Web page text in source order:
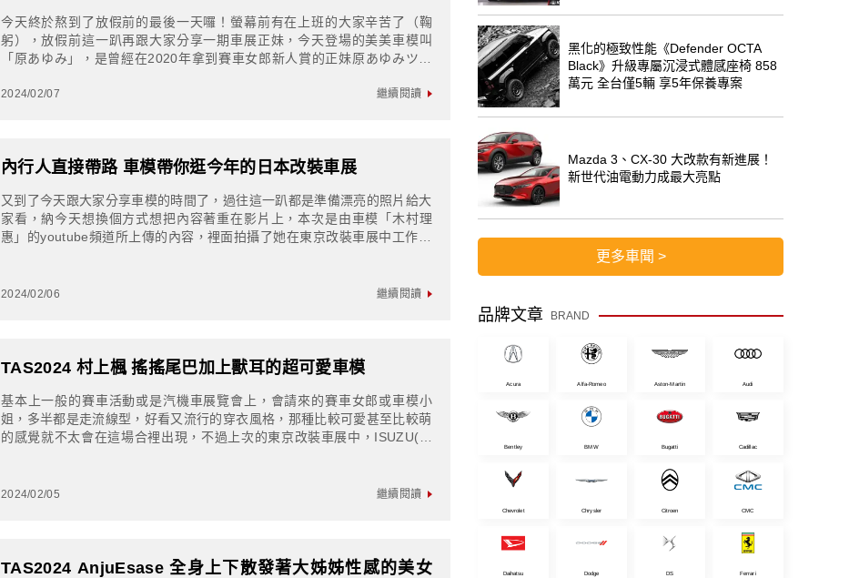
今天終於熬到了放假前的最後一天囉！螢幕前有在上班的大家辛苦了（鞠
躬），放假前這一趴再跟大家分享一期車展正妹，今天登場的美美車模叫
「原あゆみ」，是曾經在2020年拿到賽車女郎新人賞的正妹原あゆみツイ
2024/02/07 繼續閱讀
內行人直接帶路 車模帶你逛今年的日本改裝車展
又到了今天跟大家分享車模的時間了，過往這一趴都是準備漂亮的照片給大
家看，納今天想換個方式想把內容著重在影片上，本次是由車模「木村理
惠」的youtube頻道所上傳的內容，裡面拍攝了她在東京改裝車展中工作的
2024/02/06 繼續閱讀
TAS2024 村上楓 搖搖尾巴加上獸耳的超可愛車模
基本上一般的賽車活動或是汽機車展覽會上，會請來的賽車女郎或車模小
姐，多半都是走流線型，好看又流行的穿衣風格，那種比較可愛甚至比較萌
的感覺就不太會在這場合裡出現，不過上次的東京改裝車展中，ISUZU(五
2024/02/05 繼續閱讀
TAS2024 AnjuEsase 全身上下散發著大姊姊性感的美女
黑化的極致性能《Defender OCTA
Black》升級專屬沉浸式體感座椅 858
萬元 全台僅5輛 享5年保養專案
Mazda 3、CX-30 大改款有新進展！
新世代油電動力成最大亮點
更多車聞 >
品牌文章 BRAND
Acura Alfa-Romeo Aston-Martin Audi
Bentley BMW Bugatti Cadillac
Chevrolet Chrysler Citroen CMC
Daihatsu Dodge DS Ferrari